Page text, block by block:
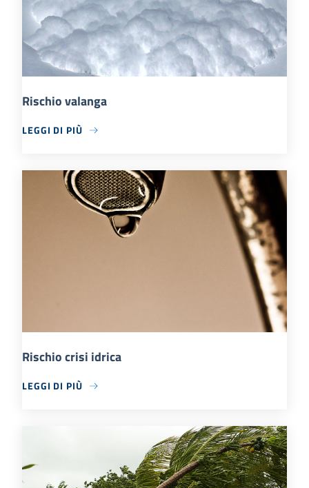
Rischio valanga
LEGGI DI PIÙ
Rischio crisi idrica
LEGGI DI PIÙ